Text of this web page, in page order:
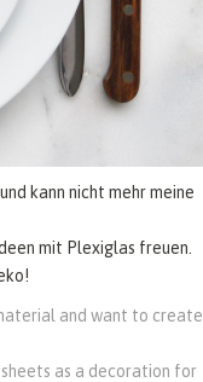
kann nicht mehr meine
mit Plexiglas freuen.
and want to create
as a decoration for